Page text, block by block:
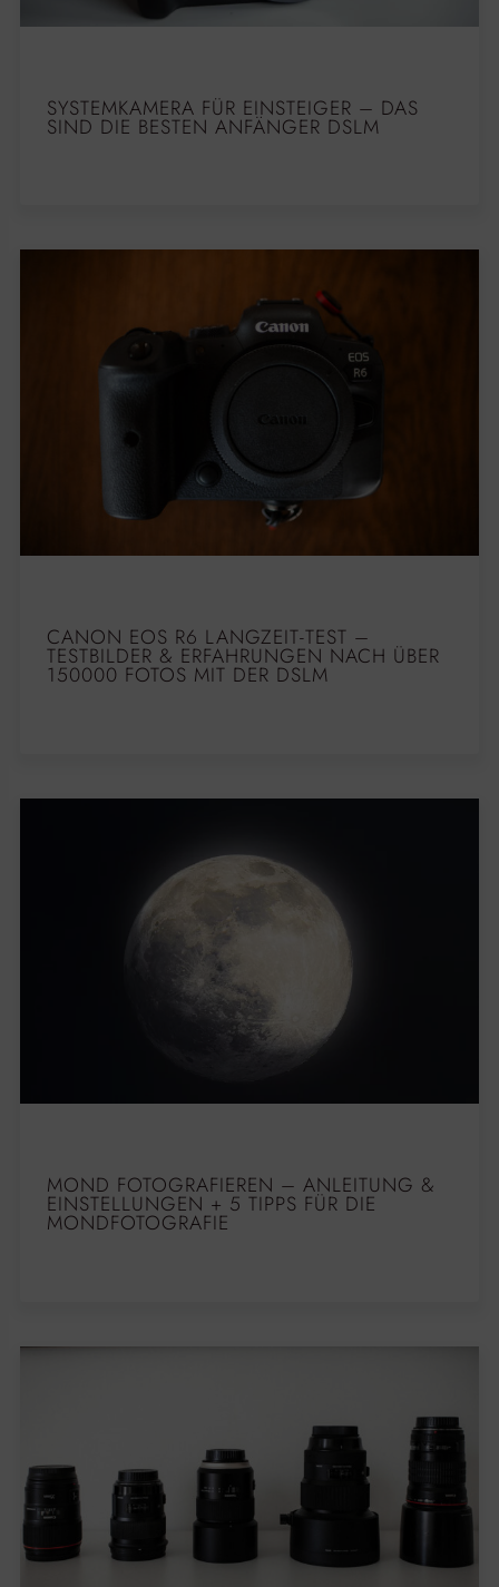
SYSTEMKAMERA FÜR EINSTEIGER – DAS
SIND DIE BESTEN ANFÄNGER DSLM
CANON EOS R6 LANGZEIT-TEST –
TESTBILDER & ERFAHRUNGEN NACH ÜBER
150000 FOTOS MIT DER DSLM
MOND FOTOGRAFIEREN – ANLEITUNG &
EINSTELLUNGEN + 5 TIPPS FÜR DIE
MONDFOTOGRAFIE